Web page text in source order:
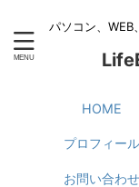
パソコン、WEB
HOME
プロフィール
お問い合わせ